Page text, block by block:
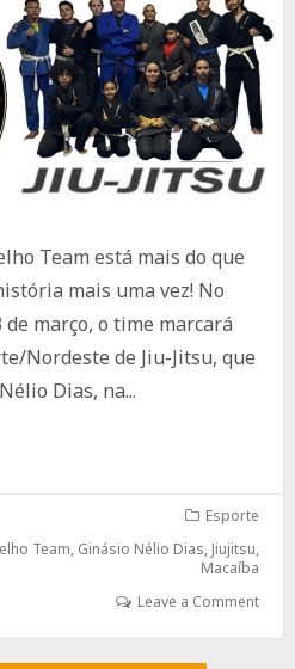
Team está mais do que
mais uma vez! No
março, o time marcará
Nordeste de Jiu-Jitsu, que
Dias, na...
Esporte
Team, Ginásio Nélio Dias, Jiujitsu,
Macaíba
Leave a Comment